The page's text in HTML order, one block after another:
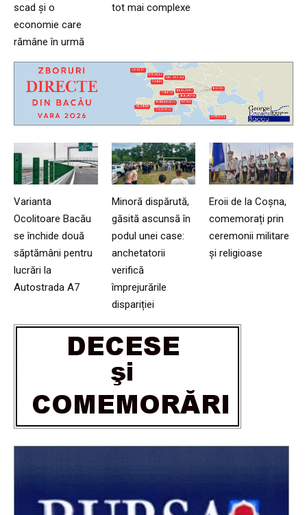
scad și o
economie care
rămâne în urmă
tot mai complexe
Varianta
Ocolitoare Bacău
se închide două
săptămâni pentru
lucrări la
Autostrada A7
Minoră dispărută,
găsită ascunsă în
podul unei case:
anchetatorii
verifică
împrejurările
dispariției
Eroii de la Coșna,
comemorați prin
ceremonii militare
și religioase